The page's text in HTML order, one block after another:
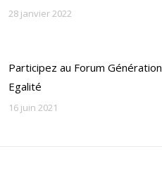
28 janvier 2022
Participez au Forum Génération
Egalité
16 juin 2021